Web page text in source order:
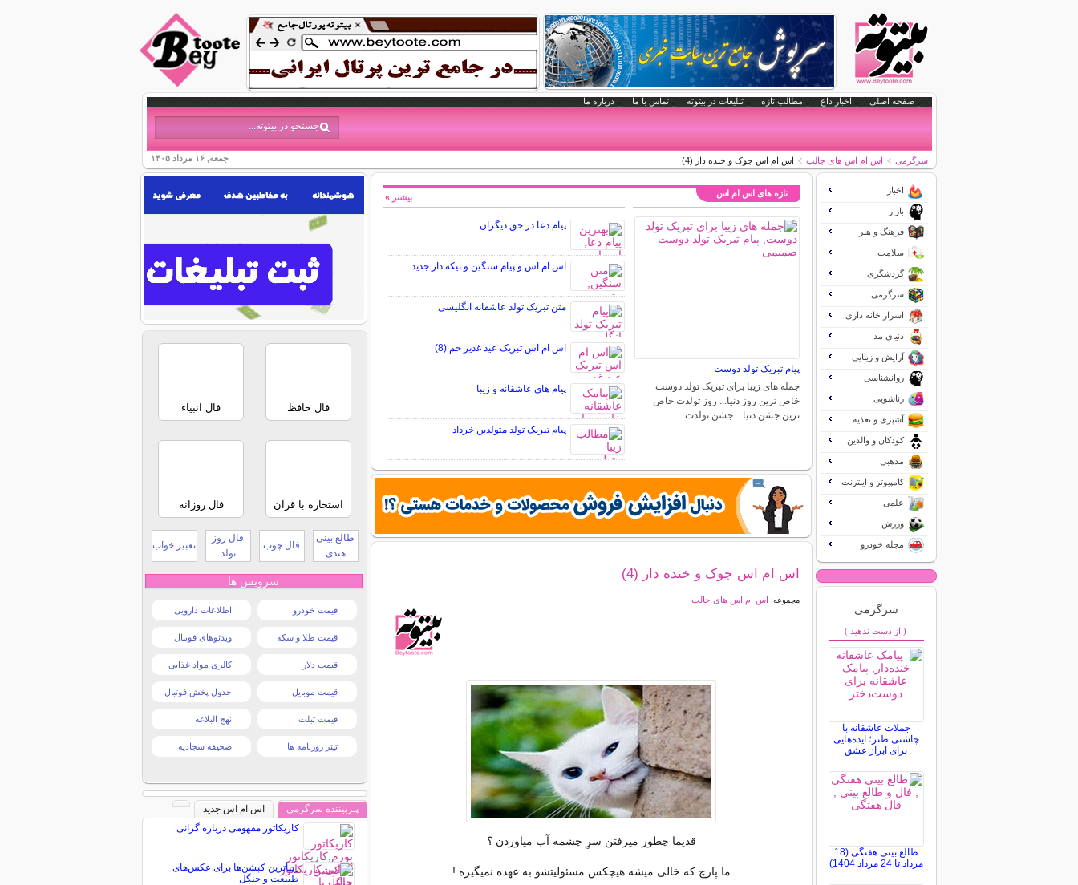
صفحه اصلی اخبار داغ مطالب تازه تبلیغات در بیتوته تماس با ما درباره ما
جمعه, ۱۶ مرداد ۱۴۰۵ سرگرمی اس ام اس های جالب اس ام اس جوک و خنده دار (4)
تازه های اس ام اس
پیام تبریک تولد دوست
جمله های زیبا برای تبریک تولد دوست
خاص ترین روز دنیا... روز تولدت خاص
ترین جشن دنیا... جشن تولدت…
پیام دعا در حق دیگران
اس ام اس و پیام سنگین و تیکه دار جدید
متن تبریک تولد عاشقانه انگلیسی
اس ام اس تبریک عید غدیر خم (8)
پیام های عاشقانه و زیبا
پیام تبریک تولد متولدین خرداد
بیشتر »
اس ام اس جوک و خنده دار (4)
مجموعه: اس ام اس های جالب
قدیما چطور میرفتن سرِ چشمه آب میاوردن ؟
ما پارچ که خالی میشه هیچکس مسئولیتشو به عهده نمیگیره !
اخبار
بازار
فرهنگ و هنر
سلامت
گردشگری
سرگرمی
اسرار خانه داری
دنیای مد
آرایش و زیبایی
روانشناسی
زناشویی
آشپزی و تغذیه
کودکان و والدین
مذهبی
کامپیوتر و اینترنت
علمی
ورزش
مجله خودرو
سرگرمی
( از دست ندهید )
جملات عاشقانه با
چاشنی طنز؛ ایده‌هایی
برای ابراز عشق
طالع بینی هفتگی (18
مرداد تا 24 مرداد 1404)
فال حافظ فال انبیاء
استخاره با قرآن فال روزانه
طالع بینی
هندی
فال چوب
فال روز
تولد
تعبیر خواب
سرویس ها
قیمت خودرو اطلاعات دارویی
قیمت طلا و سکه ویدئوهای فوتبال
قیمت دلار کالری مواد غذایی
قیمت موبایل جدول پخش فوتبال
قیمت تبلت نهج البلاغه
تیتر روزنامه ها صحیفه سجادیه
پـربیننده سرگرمی
اس ام اس جدید
کاریکاتور مفهومی درباره گرانی
زیباترین کپشن‌ها برای عکس‌های
طبیعت و جنگل